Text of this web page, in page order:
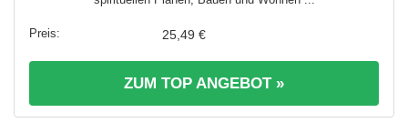
25,49 €
ZUM TOP ANGEBOT »